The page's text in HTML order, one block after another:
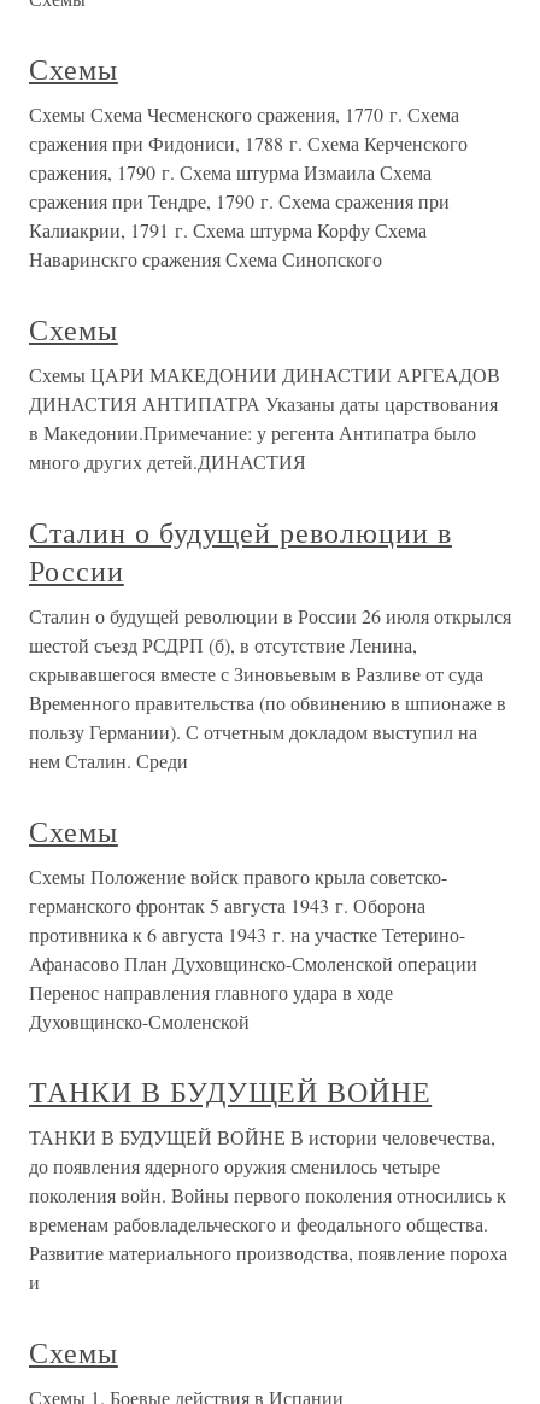
Схемы
Схемы Схема Чесменского сражения, 1770 г. Схема
сражения при Фидониси, 1788 г. Схема Керченского
сражения, 1790 г. Схема штурма Измаила Схема
сражения при Тендре, 1790 г. Схема сражения при
Калиакрии, 1791 г. Схема штурма Корфу Схема
Наваринскго сражения Схема Синопского
Схемы
Схемы ЦАРИ МАКЕДОНИИ ДИНАСТИИ АРГЕАДОВ
ДИНАСТИЯ АНТИПАТРА Указаны даты царствования
в Македонии.Примечание: у регента Антипатра было
много других детей.ДИНАСТИЯ
Сталин о будущей революции в
России
Сталин о будущей революции в России 26 июля открылся
шестой съезд РСДРП (б), в отсутствие Ленина,
скрывавшегося вместе с Зиновьевым в Разливе от суда
Временного правительства (по обвинению в шпионаже в
пользу Германии). С отчетным докладом выступил на
нем Сталин. Среди
Схемы
Схемы Положение войск правого крыла советско-
германского фронтак 5 августа 1943 г. Оборона
противника к 6 августа 1943 г. на участке Тетерино-
Афанасово План Духовщинско-Смоленской операции
Перенос направления главного удара в ходе
Духовщинско-Смоленской
ТАНКИ В БУДУЩЕЙ ВОЙНЕ
ТАНКИ В БУДУЩЕЙ ВОЙНЕ В истории человечества,
до появления ядерного оружия сменилось четыре
поколения войн. Войны первого поколения относились к
временам рабовладельческого и феодального общества.
Развитие материального производства, появление пороха
и
Схемы
Схемы 1. Боевые действия в Испании